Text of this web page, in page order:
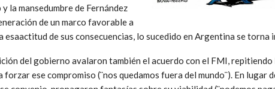
la mansedumbre de Fernández
de un marco favorable a
esaactitud de sus consecuencias, lo sucedido en Argentina se torna
del gobierno avalaron también el acuerdo con el FMI,
ese compromiso (¨nos quedamos fuera del mundo¨). En lugar